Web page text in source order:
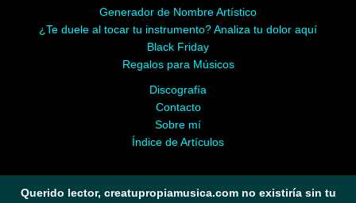
Generador de Nombre Artístico
¿Te duele al tocar tu instrumento? Analiza tu dolor aquí
Black Friday
Regalos para Músicos
Discografía
Contacto
Sobre mí
Índice de Artículos
Querido lector, creatupropiamusica.com no existiría sin tu